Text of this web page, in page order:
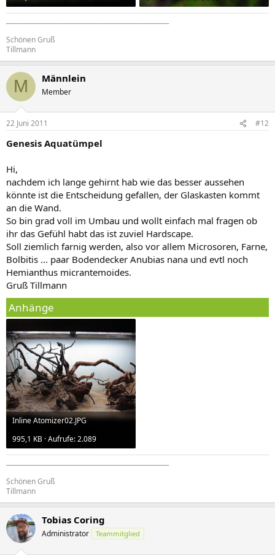
Schönen Gruß
Tillmann
M Männlein
Member
22 Juni 2011 #12
Genesis Aquatümpel
Hi,
nachdem ich lange gehirnt hab wie das besser aussehen
könnte ist die Entscheidung gefallen, der Glaskasten kommt
an die Wand.
So bin grad voll im Umbau und wollt einfach mal fragen ob
ihr das Gefühl habt das ist zuviel Hardscape.
Soll ziemlich farnig werden, also vor allem Microsoren, Farne,
Bolbitis ... paar Bodendecker Anubias nana und evtl noch
Hemianthus micrantemoides.
Gruß Tillmann
Anhänge
Inline Atomizer02.JPG
995,1 KB · Aufrufe: 2.089
Schönen Gruß
Tillmann
Tobias Coring
Administrator Teammitglied